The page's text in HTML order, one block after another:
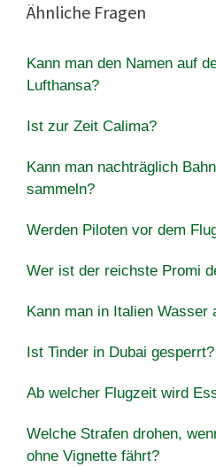
Ähnliche Fragen
Kann man den Namen auf
Lufthansa?
Ist zur Zeit Calima?
Kann man nachträglich
sammeln?
Werden Piloten vor dem
Wer ist der reichste Promi
Kann man in Italien Wasser
Ist Tinder in Dubai gesperrt?
Ab welcher Flugzeit wird
Welche Strafen drohen,
ohne Vignette fährt?